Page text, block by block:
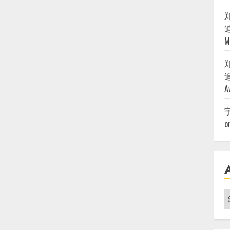
|